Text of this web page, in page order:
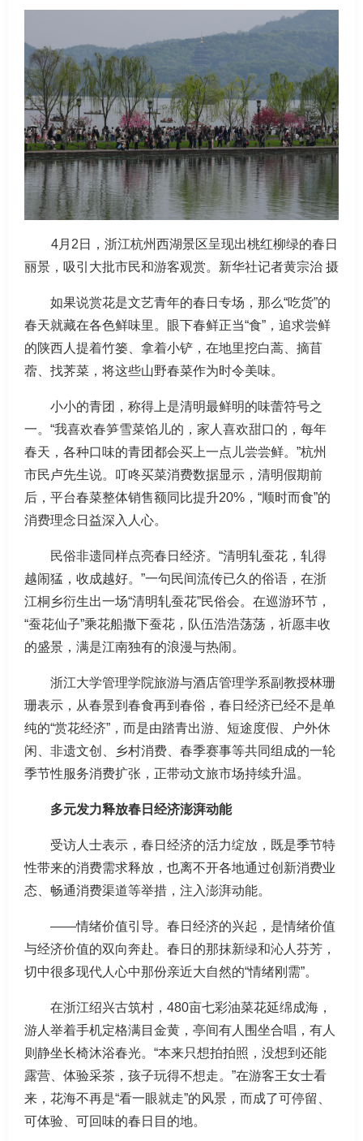
4月2日，浙江杭州西湖景区呈现出桃红柳绿的春日
丽景，吸引大批市民和游客观赏。新华社记者黄宗治 摄
如果说赏花是文艺青年的春日专场，那么“吃货”的
春天就藏在各色鲜味里。眼下春鲜正当“食”，追求尝鲜
的陕西人提着竹篓、拿着小铲，在地里挖白蒿、摘苜
蓿、找荠菜，将这些山野春菜作为时令美味。
小小的青团，称得上是清明最鲜明的味蕾符号之
一。“我喜欢春笋雪菜馅儿的，家人喜欢甜口的，每年
春天，各种口味的青团都会买上一点儿尝尝鲜。”杭州
市民卢先生说。叮咚买菜消费数据显示，清明假期前
后，平台春菜整体销售额同比提升20%，“顺时而食”的
消费理念日益深入人心。
民俗非遗同样点亮春日经济。“清明轧蚕花，轧得
越闹猛，收成越好。”一句民间流传已久的俗语，在浙
江桐乡衍生出一场“清明轧蚕花”民俗会。在巡游环节，
“蚕花仙子”乘花船撒下蚕花，队伍浩浩荡荡，祈愿丰收
的盛景，满是江南独有的浪漫与热闹。
浙江大学管理学院旅游与酒店管理学系副教授林珊
珊表示，从春景到春食再到春俗，春日经济已经不是单
纯的“赏花经济”，而是由踏青出游、短途度假、户外休
闲、非遗文创、乡村消费、春季赛事等共同组成的一轮
季节性服务消费扩张，正带动文旅市场持续升温。
多元发力释放春日经济澎湃动能
受访人士表示，春日经济的活力绽放，既是季节特
性带来的消费需求释放，也离不开各地通过创新消费业
态、畅通消费渠道等举措，注入澎湃动能。
——情绪价值引导。春日经济的兴起，是情绪价值
与经济价值的双向奔赴。春日的那抹新绿和沁人芬芳，
切中很多现代人心中那份亲近大自然的“情绪刚需”。
在浙江绍兴古筑村，480亩七彩油菜花延绵成海，
游人举着手机定格满目金黄，亭间有人围坐合唱，有人
则静坐长椅沐浴春光。“本来只想拍拍照，没想到还能
露营、体验采茶，孩子玩得不想走。”在游客王女士看
来，花海不再是“看一眼就走”的风景，而成了可停留、
可体验、可回味的春日目的地。